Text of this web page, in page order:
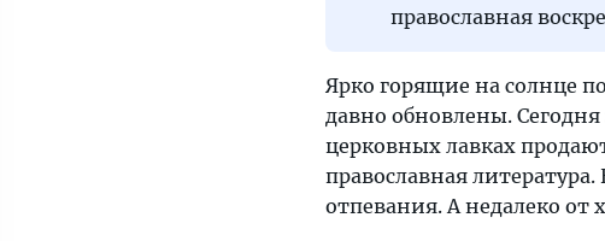
православная
Ярко горящие на солнце
давно обновлены.
церковных лавках
православная
отпевания. А недалеко от